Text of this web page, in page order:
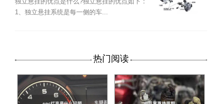
独立悬挂的优点是什么?独立悬挂的优点如下：
1、独立悬挂系统是每一侧的车...
热门阅读